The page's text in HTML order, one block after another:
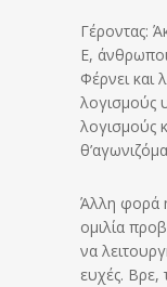
Γέροντας:
Ε,
Φέρνει και
λογισμούς
λογισμούς
Άλλη φορά
ομιλία
να
ευχές.